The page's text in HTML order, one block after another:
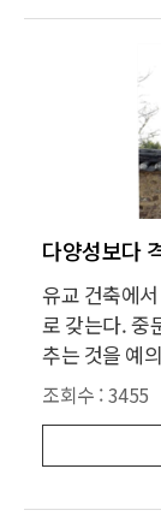
유교 건축에
로 갖는다. 중
추는 것을 예
자. 사람 몸 하
붕을 모두 갖
정제해야 되
고 나니 건물
조회수 :3455